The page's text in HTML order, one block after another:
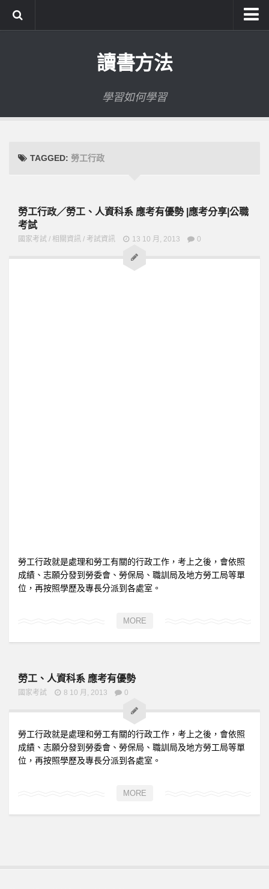
讀書方法
學習如何學習
TAGGED: 勞工行政
勞工行政／勞工、人資科系 應考有優勢 |應考分享|公職
考試
國家考試 / 相關資訊 / 考試資訊 13 10 月, 2013 0
勞工行政就是處理和勞工有關的行政工作，考上之後，會依照
成績、志願分發到勞委會、勞保局、職訓局及地方勞工局等單
位，再按照學歷及專長分派到各處室。
MORE
勞工、人資科系 應考有優勢
國家考試 8 10 月, 2013 0
勞工行政就是處理和勞工有關的行政工作，考上之後，會依照
成績、志願分發到勞委會、勞保局、職訓局及地方勞工局等單
位，再按照學歷及專長分派到各處室。
MORE